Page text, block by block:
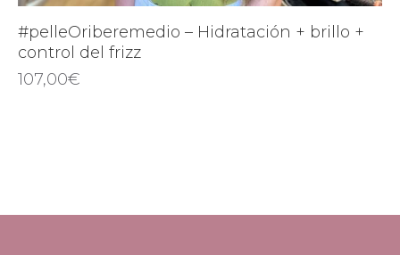
#pelleOriberemedio – Hidratación + brillo +
control del frizz
107,00€